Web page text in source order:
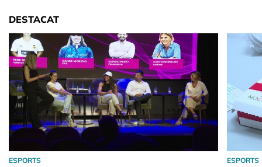
DESTACAT
ESPORTS ESPORTS